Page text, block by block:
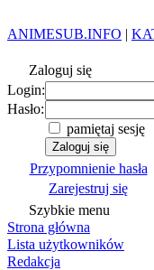
ANIMESUB.INFO |
Zaloguj się
Login:
Hasło:
pamiętaj sesję
Przypomnienie hasła
Zarejestruj się
Szybkie menu
Strona główna
Lista użytkowników
Redakcja